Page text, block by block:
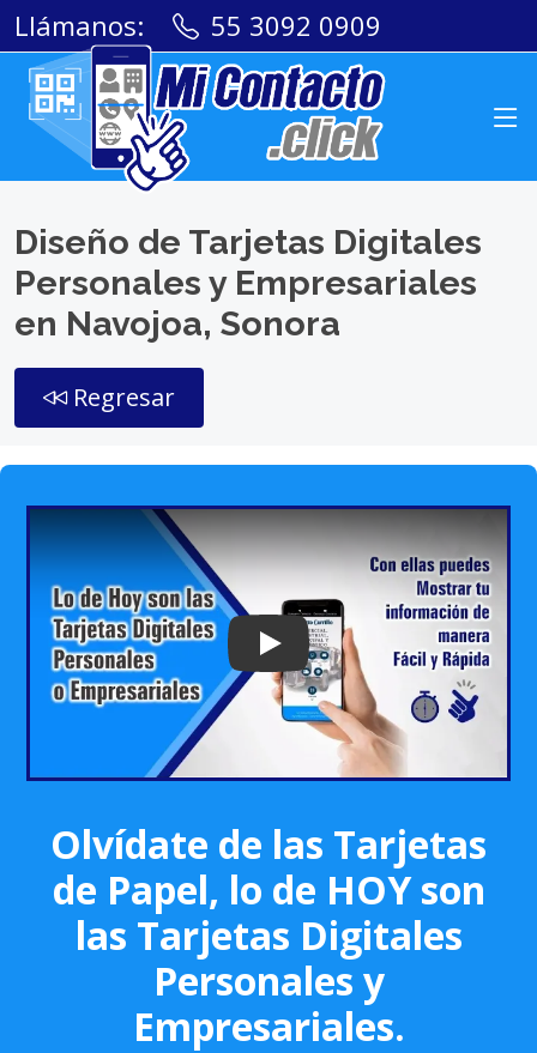
Llámanos: 55 3092 0909
Diseño de Tarjetas Digitales
Personales y Empresariales
en Navojoa, Sonora
Regresar
Play: Keynote (Google I/O '18)
Olvídate de las Tarjetas
de Papel, lo de HOY son
las Tarjetas Digitales
Personales y
Empresariales.